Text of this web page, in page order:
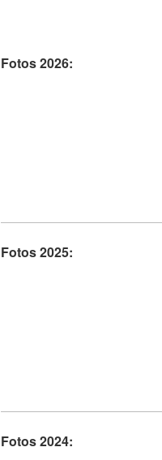
Fotos 2026:
Fotos 2025:
Fotos 2024: